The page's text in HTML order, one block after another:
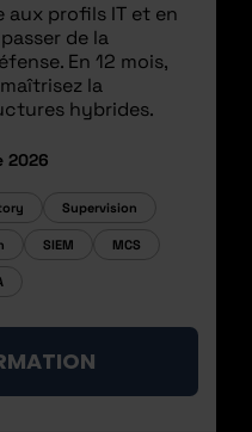
aux profils IT et en
de la
En 12 mois,
la
hybrides.
2026
Supervision
SIEM MCS